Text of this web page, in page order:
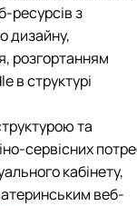
ресурсів з
дизайну,
розгортанням
в структурі
та
сервісних
кабінету,
веб-